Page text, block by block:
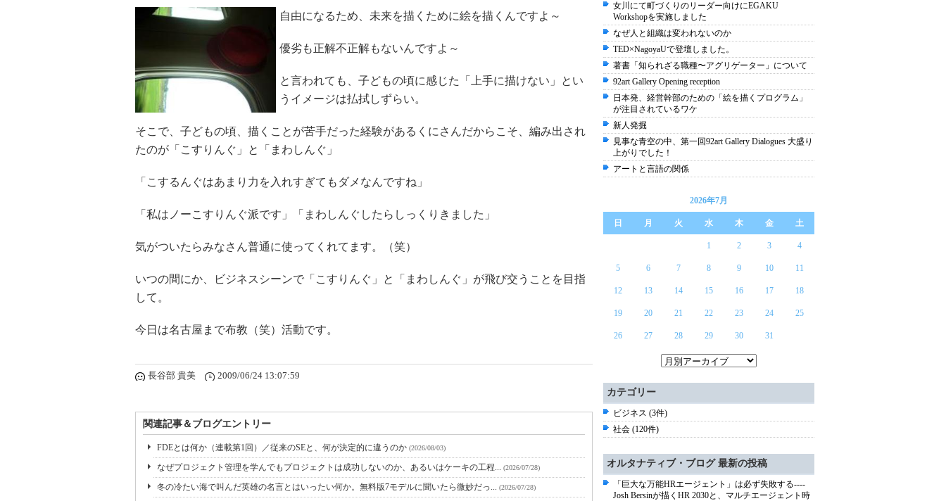
自由になるため、未来を描くために絵を描くんですよ～
優劣も正解不正解もないんですよ～
と言われても、子どもの頃に感じた「上手に描けない」とい
うイメージは払拭しずらい。
そこで、子どもの頃、描くことが苦手だった経験があるくにさんだからこそ、編み出され
たのが「こすりんぐ」と「まわしんぐ」
「こするんぐはあまり力を入れすぎてもダメなんですね」
「私はノーこすりんぐ派です」「まわしんぐしたらしっくりきました」
気がついたらみなさん普通に使ってくれてます。（笑）
いつの間にか、ビジネスシーンで「こすりんぐ」と「まわしんぐ」が飛び交うことを目指
して。
今日は名古屋まで布教（笑）活動です。
長谷部 貴美 2009/06/24 13:07:59
関連記事＆ブログエントリー
FDEとは何か（連載第1回）／従来のSEと、何が決定的に違うのか (2026/08/03)
なぜプロジェクト管理を学んでもプロジェクトは成功しないのか、あるいはケーキの工程... (2026/07/28)
冬の冷たい海で叫んだ英雄の名言とはいったい何か。無料版7モデルに聞いたら微妙だっ... (2026/07/28)
女川にて町づくりのリーダー向けにEGAKU
Workshopを実施しました
なぜ人と組織は変われないのか
TED×NagoyaUで登壇しました。
著書「知られざる職種〜アグリゲーター」について
92art Gallery Opening reception
日本発、経営幹部のための「絵を描くプログラム」
が注目されているワケ
新人発掘
見事な青空の中、第一回92art Gallery Dialogues 大盛り
上がりでした！
アートと言語の関係
2026年7月
日 月 火 水 木 金 土
1 2 3 4
5 6 7 8 9 10 11
12 13 14 15 16 17 18
19 20 21 22 23 24 25
26 27 28 29 30 31
カテゴリー
ビジネス (3件)
社会 (120件)
オルタナティブ・ブログ 最新の投稿
「巨大な万能HRエージェント」は必ず失敗する----
Josh Bersinが描くHR 2030と、マルチエージェント時